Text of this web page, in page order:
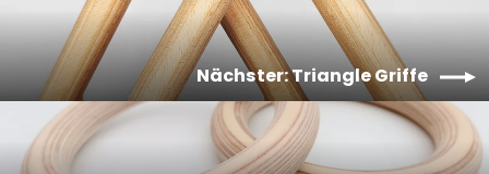
Nächster: Triangle Griffe